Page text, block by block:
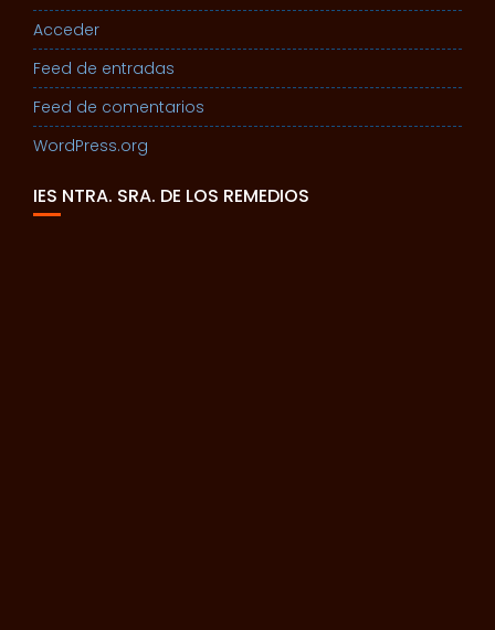
Acceder
Feed de entradas
Feed de comentarios
WordPress.org
IES NTRA. SRA. DE LOS REMEDIOS